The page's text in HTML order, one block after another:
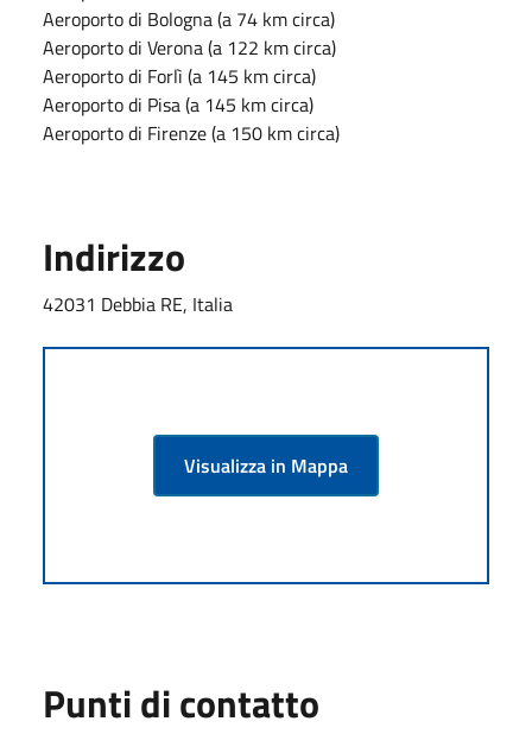
Aeroporto di Bologna (a 74 km circa)
Aeroporto di Verona (a 122 km circa)
Aeroporto di Forlì (a 145 km circa)
Aeroporto di Pisa (a 145 km circa)
Aeroporto di Firenze (a 150 km circa)
Indirizzo
42031 Debbia RE, Italia
Visualizza in Mappa
Punti di contatto